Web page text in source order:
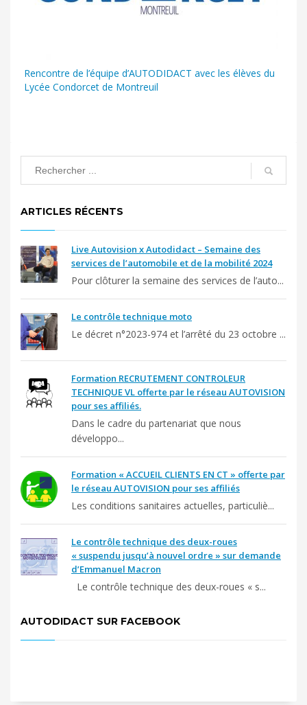
Rencontre de l’équipe d’AUTODIDACT avec les élèves du
Lycée Condorcet de Montreuil
ARTICLES RÉCENTS
Live Autovision x Autodidact – Semaine des
services de l’automobile et de la mobilité 2024
Pour clôturer la semaine des services de l’auto...
Le contrôle technique moto
Le décret n°2023-974 et l’arrêté du 23 octobre ...
Formation RECRUTEMENT CONTROLEUR
TECHNIQUE VL offerte par le réseau AUTOVISION
pour ses affiliés.
Dans le cadre du partenariat que nous
développo...
Formation « ACCUEIL CLIENTS EN CT » offerte par
le réseau AUTOVISION pour ses affiliés
Les conditions sanitaires actuelles, particuliè...
Le contrôle technique des deux-roues
« suspendu jusqu’à nouvel ordre » sur demande
d’Emmanuel Macron
Le contrôle technique des deux-roues « s...
AUTODIDACT SUR FACEBOOK